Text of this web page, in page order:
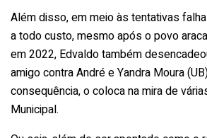
Além disso, em meio às tentativas
a todo custo, mesmo após o povo
em 2022, Edvaldo também
amigo contra André e Yandra Moura
consequência, o coloca na mira de
Municipal.